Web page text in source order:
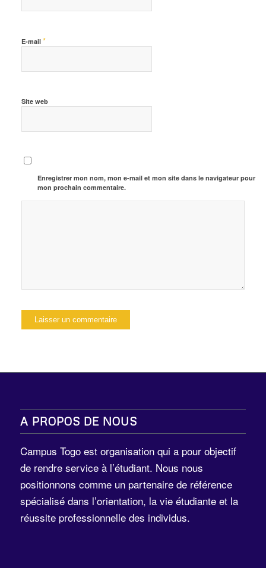
E-mail *
Site web
Enregistrer mon nom, mon e-mail et mon site dans le navigateur pour
mon prochain commentaire.
A PROPOS DE NOUS
Campus Togo est organisation qui a pour objectif
de rendre service à l’étudiant. Nous nous
positionnons comme un partenaire de référence
spécialisé dans l’orientation, la vie étudiante et la
réussite professionnelle des individus.